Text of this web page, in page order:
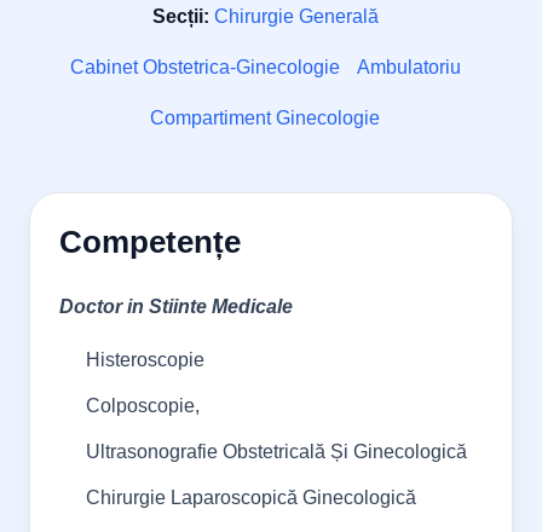
Secții: Chirurgie Generală
Cabinet Obstetrica-Ginecologie Ambulatoriu
Compartiment Ginecologie
Competențe
Doctor in Stiinte Medicale
Histeroscopie
Colposcopie,
Ultrasonografie Obstetricală Și Ginecologică
Chirurgie Laparoscopică Ginecologică